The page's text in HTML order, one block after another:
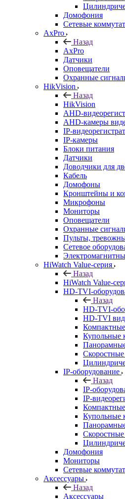
Домофония
Сетевые
AxPro
Назад
AxPro
Датчики
Оповещатели
Охранные
HikVision
Назад
HikVision
AHD-
AHD-камеры
IP-
IP-камеры
Блоки питания
Датчики
Доводчики для
Кабель
Домофоны
Кронштейны и
Микрофоны
Мониторы
Оповещатели
Охранные
Пульты,
Сетевое
HiWatch Value-серия
Назад
HiWatch Value-
HD-TVI-
Назад
HD-TVI-
HD-TVI
Купольные
IP-оборудование
Назад
IP-
IP-
Купольные
Домофония
Мониторы
Сетевые
Аксессуары
Назад
Аксессуары